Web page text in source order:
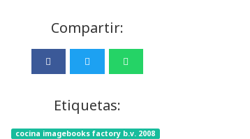
Compartir:
Etiquetas:
cocina imagebooks factory b.v. 2008